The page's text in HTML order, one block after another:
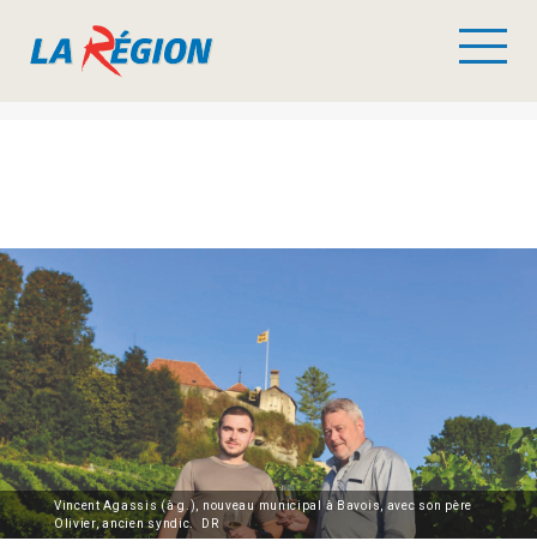
Vincent Agassis (à g.), nouveau municipal à Bavois, avec son père
Olivier, ancien syndic. DR